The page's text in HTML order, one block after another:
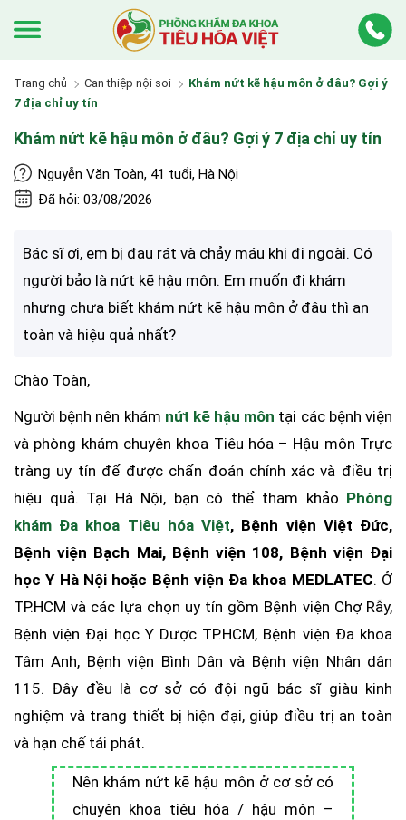
Trang chủ Can thiệp nội soi
Khám nứt kẽ hậu môn ở đâu? Gợi ý
7 địa chỉ uy tín
Khám nứt kẽ hậu môn ở đâu? Gợi ý 7 địa chỉ uy tín
Nguyễn Văn Toàn, 41 tuổi, Hà Nội
Đã hỏi: 03/08/2026
Bác sĩ ơi, em bị đau rát và chảy máu khi đi ngoài. Có
người bảo là nứt kẽ hậu môn. Em muốn đi khám
nhưng chưa biết khám nứt kẽ hậu môn ở đâu thì an
toàn và hiệu quả nhất?
Chào Toàn,
Người bệnh nên khám nứt kẽ hậu môn tại các bệnh viện
và phòng khám chuyên khoa Tiêu hóa – Hậu môn Trực
tràng uy tín để được chẩn đoán chính xác và điều trị
hiệu quả. Tại Hà Nội, bạn có thể tham khảo Phòng
khám Đa khoa Tiêu hóa Việt, Bệnh viện Việt Đức,
Bệnh viện Bạch Mai, Bệnh viện 108, Bệnh viện Đại
học Y Hà Nội hoặc Bệnh viện Đa khoa MEDLATEC. Ở
TP.HCM và các lựa chọn uy tín gồm Bệnh viện Chợ Rẫy,
Bệnh viện Đại học Y Dược TP.HCM, Bệnh viện Đa khoa
Tâm Anh, Bệnh viện Bình Dân và Bệnh viện Nhân dân
115. Đây đều là cơ sở có đội ngũ bác sĩ giàu kinh
nghiệm và trang thiết bị hiện đại, giúp điều trị an toàn
và hạn chế tái phát.
Nên khám nứt kẽ hậu môn ở cơ sở có
chuyên khoa tiêu hóa / hậu môn –